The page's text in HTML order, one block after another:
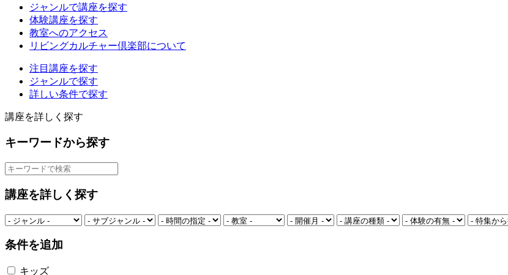
ジャンルで講座を探す
体験講座を探す
教室へのアクセス
リビングカルチャー倶楽部について
注目講座を探す
ジャンルで探す
詳しい条件で探す
講座を詳しく探す
キーワードから探す
講座を詳しく探す
条件を追加
キッズ